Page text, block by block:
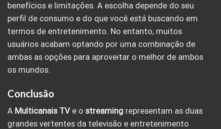
benefícios e limitações. A escolha depende do seu
perfil de consumo e do que você está buscando em
termos de entretenimento. No entanto, muitos
usuários acabam optando por uma combinação de
ambas as opções para aproveitar o melhor de ambos
os mundos.
Conclusão
A Multicanais TV e o streaming representam as duas
grandes vertentes da televisão e entretenimento